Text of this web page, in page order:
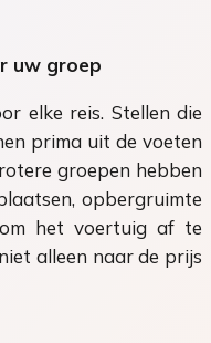
uw groep
elke reis. Stellen die
prima uit de voeten
groepen hebben
opbergruimte
het voertuig af te
alleen naar de prijs